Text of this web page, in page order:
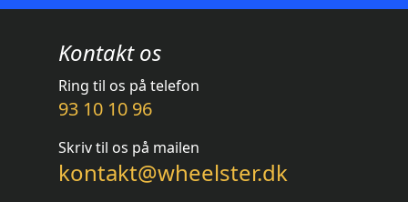
Kontakt os
Ring til os på telefon
93 10 10 96
Skriv til os på mailen
kontakt@wheelster.dk